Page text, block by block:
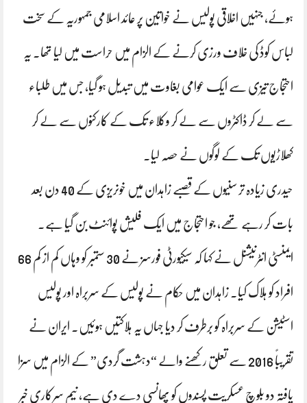
ہوئے، جنہیں اخلاقی پولیس نے خواتین پر عائد اسلامی جمہوریہ کے سخت
لباس کوڈ کی خلاف ورزی کرنے کے الزام میں حراست میں لیا تھا۔ یہ
احتجاج تیزی سے ایک عوامی بغاوت میں تبدیل ہو گیا، جس میں طلباء
سے لے کر ڈاکٹروں سے لے کر وکلاء تک کے کارکنوں سے لے کر
کھلاڑیوں تک کے لوگوں نے حصہ لیا۔
حیدری زیادہ تر سنیوں کے قصبے زاہدان میں خونریزی کے 40 دن بعد
بات کر رہے تھے، جو احتجاج میں ایک فلیش پوائنٹ بن گیا ہے۔
ایمنسٹی انٹرنیشنل نے کہا کہ سیکیورٹی فورسز نے 30 ستمبر کو وہاں کم از کم 66
افراد کو ہلاک کیا۔ زاہدان میں حکام نے پولیس کے سربراہ اور پولیس
اسٹیشن کے سربراہ کو برطرف کر دیا جہاں یہ ہلاکتیں ہوئیں۔ ایران نے
تقریباً 2016 سے تعلق رکھنے والے “دہشت گردی” کے الزام میں سزا
یافتہ دو بلوچ عسکریت پسندوں کو پھانسی دے دی ہے، نیم سرکاری خبر